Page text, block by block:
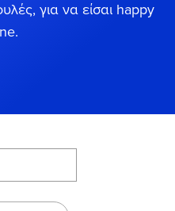
για να είσαι happy